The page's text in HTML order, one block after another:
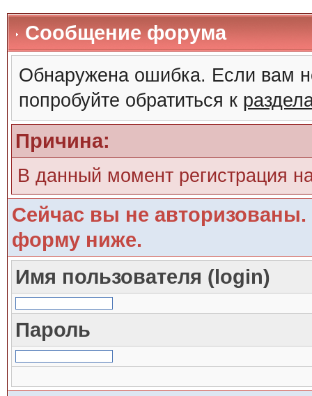
Сообщение форума
Обнаружена ошибка. Если вам
попробуйте обратиться к
Причина:
В данный момент регистрация
Сейчас вы не авторизованы.
форму ниже.
Имя пользователя (login)
Пароль